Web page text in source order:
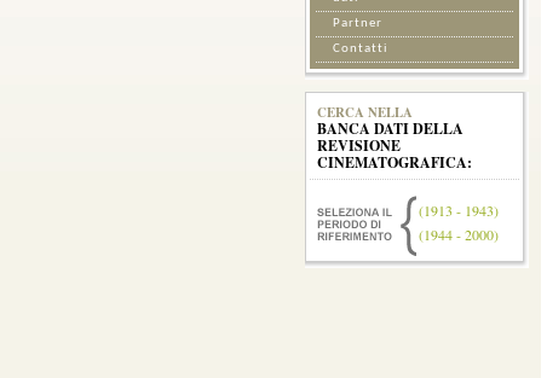
Partner
Contatti
CERCA NELLA
BANCA DATI DELLA
REVISIONE
CINEMATOGRAFICA:
(1913 - 1943)
(1944 - 2000)